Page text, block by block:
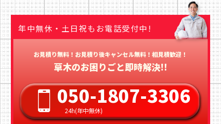
年中無休・土日祝もお電話受付中!
お見積り無料！お見積り後キャンセル無料！相見積歓迎！
草木のお困りごと即時解決!!
050-1807-3306
24h(年中無休)